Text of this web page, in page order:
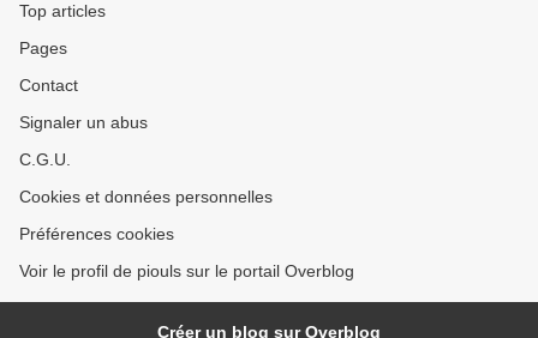
Top articles
Pages
Contact
Signaler un abus
C.G.U.
Cookies et données personnelles
Préférences cookies
Voir le profil de piouls sur le portail Overblog
Créer un blog sur Overblog